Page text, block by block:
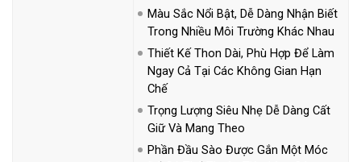
Màu Sắc Nổi Bật, Dễ Dàng Nhận Biết
Trong Nhiều Môi Trường Khác Nhau
Thiết Kế Thon Dài, Phù Hợp Để Làm
Ngay Cả Tại Các Không Gian Hạn
Chế
Trọng Lượng Siêu Nhẹ Dễ Dàng Cất
Giữ Và Mang Theo
Phần Đầu Sào Được Gắn Một Móc